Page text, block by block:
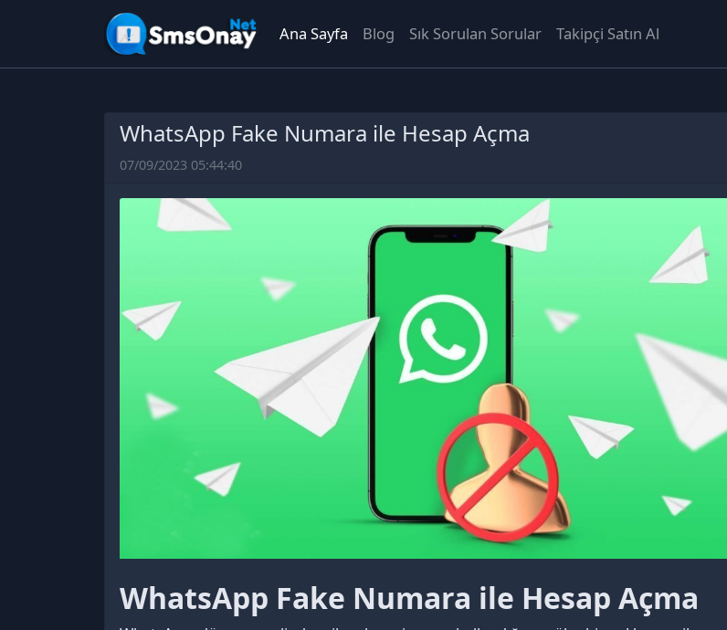
Ana Sayfa Blog Sık Sorulan Sorular Takipçi Satın Al
WhatsApp Fake Numara ile Hesap Açma
07/09/2023 05:44:40
WhatsApp Fake Numara ile Hesap Açma